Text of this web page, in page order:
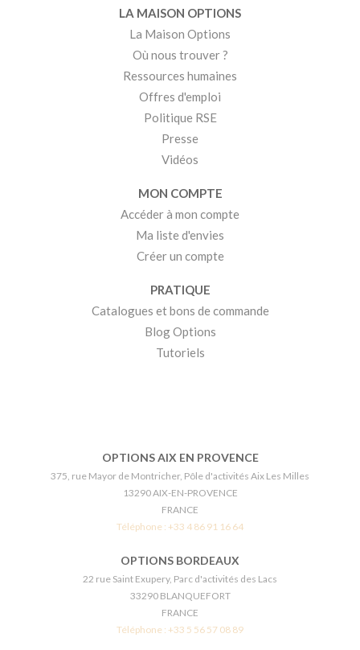
LA MAISON OPTIONS
La Maison Options
Où nous trouver ?
Ressources humaines
Offres d'emploi
Politique RSE
Presse
Vidéos
MON COMPTE
Accéder à mon compte
Ma liste d'envies
Créer un compte
PRATIQUE
Catalogues et bons de commande
Blog Options
Tutoriels
OPTIONS AIX EN PROVENCE
375, rue Mayor de Montricher, Pôle d'activités Aix Les Milles
13290 AIX-EN-PROVENCE
FRANCE
Téléphone : +33 4 86 91 16 64
OPTIONS BORDEAUX
22 rue Saint Exupery, Parc d'activités des Lacs
33290 BLANQUEFORT
FRANCE
Téléphone : +33 5 56 57 08 89